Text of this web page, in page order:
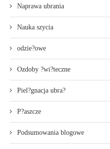
Naprawa ubrania
Nauka szycia
odzie?owe
Ozdoby ?wi?teczne
Piel?gnacja ubra?
P?aszcze
Podsumowania blogowe